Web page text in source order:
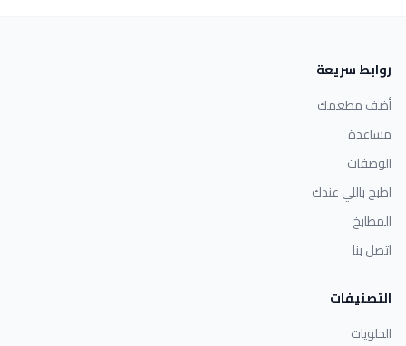
روابط سريعة
أضف مطعمك
مساعدة
الوصفات
اطبخ باللي عندك
المطابخ
اتصل بنا
التصنيفات
الحلويات